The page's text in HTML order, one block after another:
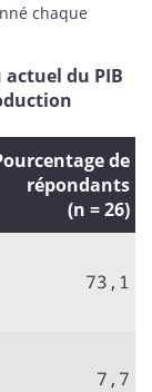
chaque
du PIB
de
répondants
(n = 26)
73,1
7,7